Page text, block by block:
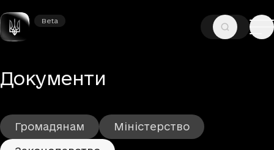
Beta
Beta
ГОЛОВНА
Документи
Громадянам Міністерство